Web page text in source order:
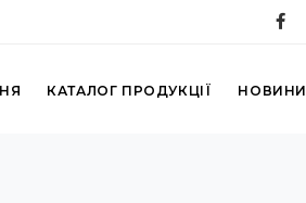
КАТАЛОГ ПРОДУКЦІЇ НОВИНИ